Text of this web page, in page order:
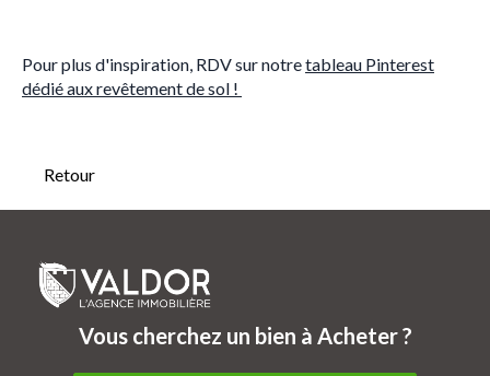
Pour plus d'inspiration, RDV sur notretableau Pinterest
dédié aux revêtement de sol !
Retour
Vous cherchez un bien à Acheter ?